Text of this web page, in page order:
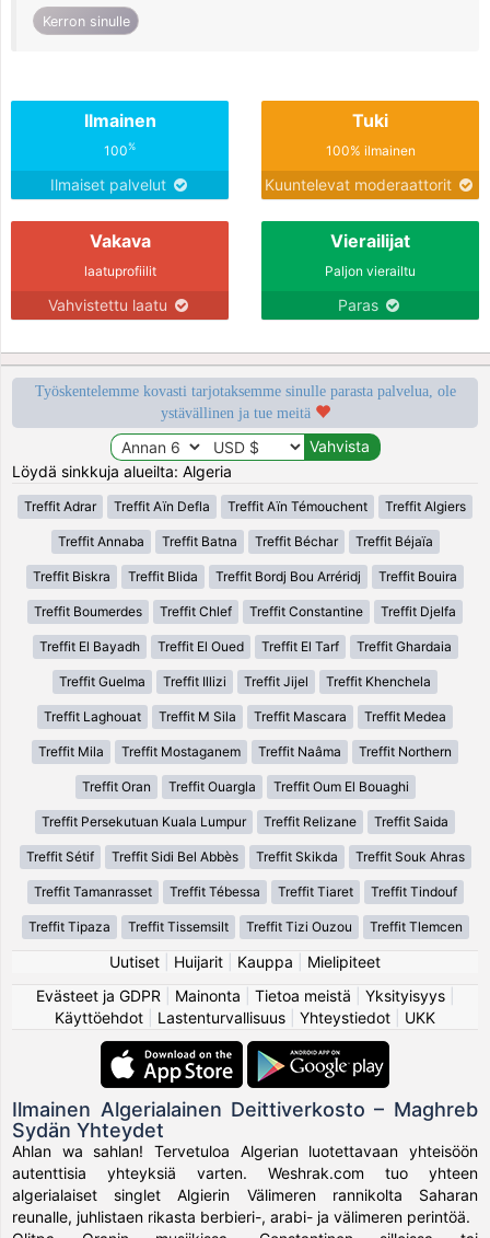
Kerron sinulle
Ilmainen
100%
Ilmaiset palvelut
Tuki
100% ilmainen
Kuuntelevat moderaattorit
Vakava
laatuprofiilit
Vahvistettu laatu
Vierailijat
Paljon vierailtu
Paras
Työskentelemme kovasti tarjotaksemme sinulle parasta palvelua, ole
ystävällinen ja tue meitä
Löydä sinkkuja alueilta: Algeria
Treffit Adrar Treffit Aïn Defla Treffit Aïn Témouchent Treffit Algiers
Treffit Annaba Treffit Batna Treffit Béchar Treffit Béjaïa
Treffit Biskra Treffit Blida Treffit Bordj Bou Arréridj Treffit Bouira
Treffit Boumerdes Treffit Chlef Treffit Constantine Treffit Djelfa
Treffit El Bayadh Treffit El Oued Treffit El Tarf Treffit Ghardaia
Treffit Guelma Treffit Illizi Treffit Jijel Treffit Khenchela
Treffit Laghouat Treffit M Sila Treffit Mascara Treffit Medea
Treffit Mila Treffit Mostaganem Treffit Naâma Treffit Northern
Treffit Oran Treffit Ouargla Treffit Oum El Bouaghi
Treffit Persekutuan Kuala Lumpur Treffit Relizane Treffit Saida
Treffit Sétif Treffit Sidi Bel Abbès Treffit Skikda Treffit Souk Ahras
Treffit Tamanrasset Treffit Tébessa Treffit Tiaret Treffit Tindouf
Treffit Tipaza Treffit Tissemsilt Treffit Tizi Ouzou Treffit Tlemcen
Uutiset Huijarit Kauppa
Mielipiteet
Evästeet ja GDPR
Mainonta Tietoa meistä Yksityisyys|
Käyttöehdot
Lastenturvallisuus Yhteystiedot UKK
Ilmainen Algerialainen Deittiverkosto – Maghreb
Sydän Yhteydet
Ahlan wa sahlan! Tervetuloa Algerian luotettavaan yhteisöön
autenttisia yhteyksiä varten. Weshrak.com tuo yhteen
algerialaiset singlet Algierin Välimeren rannikolta Saharan
reunalle, juhlistaen rikasta berbieri-, arabi- ja välimeren perintöä.